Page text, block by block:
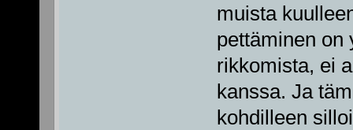
muista
pettäminen on
rikkomista, ei
kanssa. Ja
kohdilleen